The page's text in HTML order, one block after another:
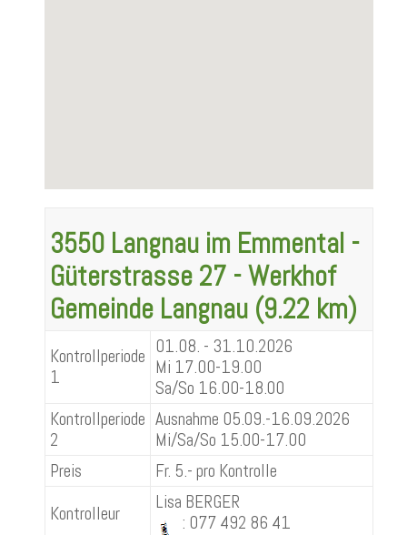
3550 Langnau im Emmental -
Güterstrasse 27 - Werkhof
Gemeinde Langnau (9.22 km)
Kontrollperiode
1
01.08. - 31.10.2026
Mi 17.00-19.00
Sa/So 16.00-18.00
Kontrollperiode
2
Ausnahme 05.09.-16.09.2026
Mi/Sa/So 15.00-17.00
Preis
Fr. 5.- pro Kontrolle
Kontrolleur
Lisa BERGER
: 077 492 86 41